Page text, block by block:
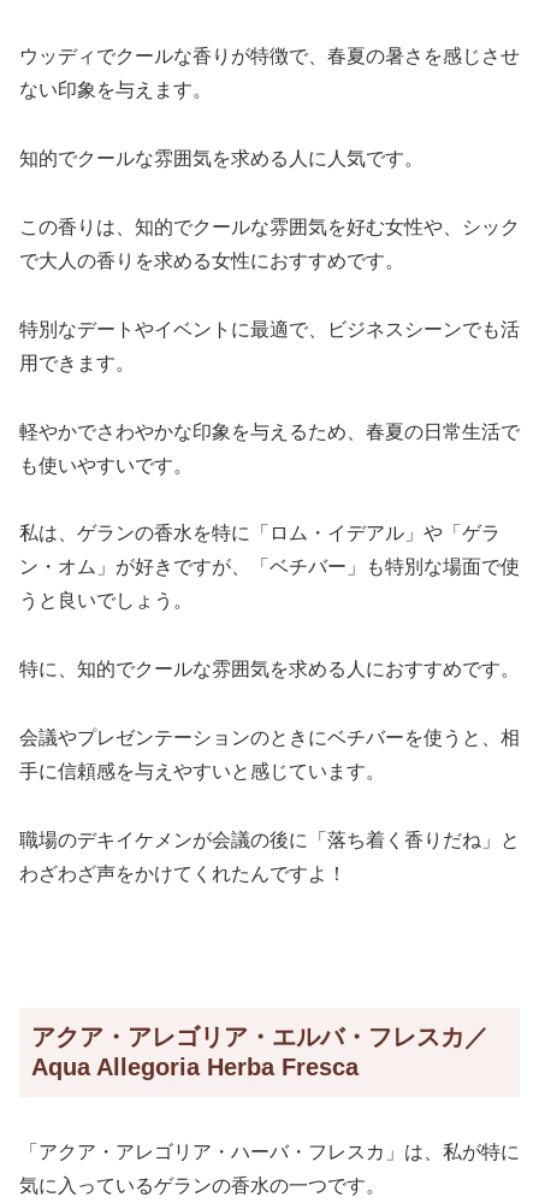
ウッディでクールな香りが特徴で、春夏の暑さを感じさせ
ない印象を与えます。
知的でクールな雰囲気を求める人に人気です。
この香りは、知的でクールな雰囲気を好む女性や、シック
で大人の香りを求める女性におすすめです。
特別なデートやイベントに最適で、ビジネスシーンでも活
用できます。
軽やかでさわやかな印象を与えるため、春夏の日常生活で
も使いやすいです。
私は、ゲランの香水を特に「ロム・イデアル」や「ゲラ
ン・オム」が好きですが、「ベチバー」も特別な場面で使
うと良いでしょう。
特に、知的でクールな雰囲気を求める人におすすめです。
会議やプレゼンテーションのときにベチバーを使うと、相
手に信頼感を与えやすいと感じています。
職場のデキイケメンが会議の後に「落ち着く香りだね」と
わざわざ声をかけてくれたんですよ！
アクア・アレゴリア・エルバ・フレスカ／
Aqua Allegoria Herba Fresca
「アクア・アレゴリア・ハーバ・フレスカ」は、私が特に
気に入っているゲランの香水の一つです。